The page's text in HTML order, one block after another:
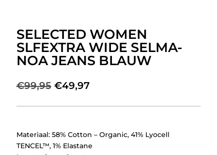
SELECTED WOMEN
SLFEXTRA WIDE SELMA-
NOA JEANS BLAUW
€99,95 Oorspronkelijke
was:
€49,97Huidige
is:
Materiaal: 58% Cotton – Organic, 41% Lyocell
TENCEL™, 1% Elastane